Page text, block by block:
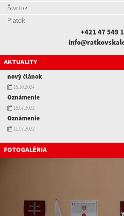
Štvrtok
Piatok
+421 47 549
AKTUALITY
nový článok
15.10.2024
Oznámenie
18.07.2022
Oznámenie
11.07.2022
FOTOGALÉRIA